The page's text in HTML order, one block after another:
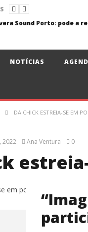
NOTÍCIAS
DA CHICK ESTREIA-SE EM
2022 Ana Ventura 0